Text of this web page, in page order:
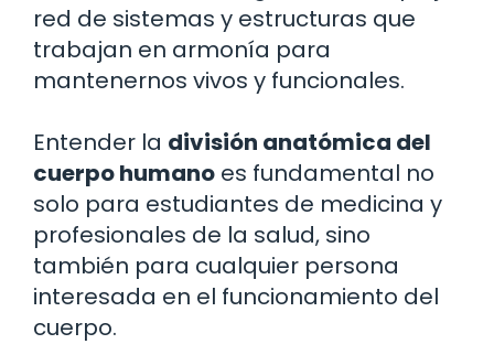
red de sistemas y estructuras que
trabajan en armonía para
mantenernos vivos y funcionales.
Entender la división anatómica del
cuerpo humano es fundamental no
solo para estudiantes de medicina y
profesionales de la salud, sino
también para cualquier persona
interesada en el funcionamiento del
cuerpo.